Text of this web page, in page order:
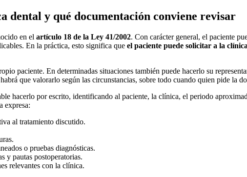
dental y qué documentación conviene revisar
en el artículo 18 de la Ley 41/2002. Con carácter general, el paciente
En la práctica, esto significa que el paciente puede solicitar a la
paciente. En determinadas situaciones también puede hacerlo su
que valorarlo según las circunstancias, sobre todo cuando quien pide la
hacerlo por escrito, identificando al paciente, la clínica, el periodo
expresa:
al tratamiento discutido.
o pruebas diagnósticas.
y pautas postoperatorias.
relevantes con la clínica.